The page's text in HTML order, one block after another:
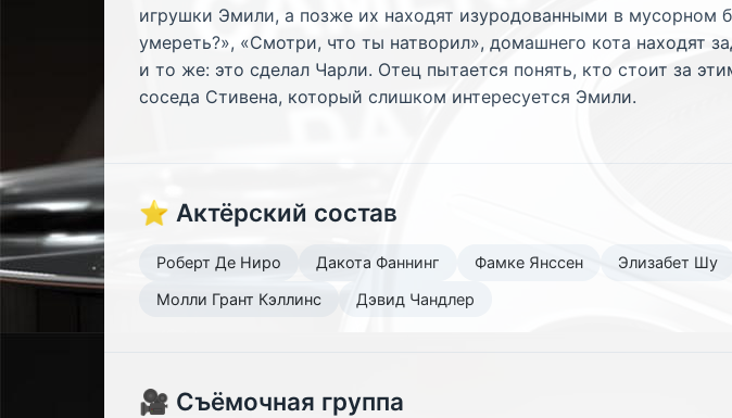
игрушки Эмили, а позже их находят изуродованными в мусорном
умереть?», «Смотри, что ты натворил», домашнего кота находят
и то же: это сделал Чарли. Отец пытается понять, кто стоит за
соседа Стивена, который слишком интересуется Эмили.
⭐ Актёрский состав
Роберт Де Ниро Дакота Фаннинг Фамке Янссен Элизабет Шу
Молли Грант Кэллинс
Дэвид Чандлер
🎥 Съёмочная группа